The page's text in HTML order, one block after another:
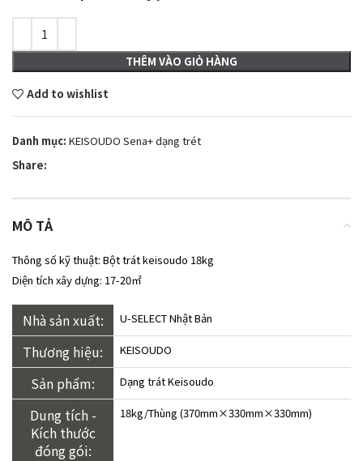
THÊM VÀO GIỎ HÀNG
Add to wishlist
Danh mục: KEISOUDO Sena+ dạng trét
Share:
MÔ TẢ
Thông số kỹ thuật: Bột trát keisoudo 18kg
Diện tích xây dựng: 17-20㎡
Nhà sản xuất: U-SELECT Nhật Bản
Thương hiệu: KEISOUDO
Sản phẩm: Dạng trát Keisoudo
Dung tích -
Kích thước
đóng gói:
18kg/Thùng (370mm×330mm×330mm)